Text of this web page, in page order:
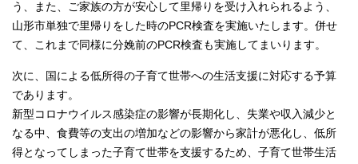
う、また、ご家族の方が安心して里帰りを受け入れられるよう、
山形市単独で里帰りをした時のPCR検査を実施いたします。併せ
て、これまで同様に分娩前のPCR検査も実施してまいります。
次に、国による低所得の子育て世帯への生活支援に対応する予算
であります。
新型コロナウイルス感染症の影響が長期化し、失業や収入減少と
なる中、食費等の支出の増加などの影響から家計が悪化し、低所
得となってしまった子育て世帯を支援するため、子育て世帯生活